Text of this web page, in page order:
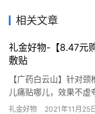
相关文章
礼金好物-【8.47元
敷贴
【广药白云山】针对
儿痛贴哪儿，效果不
合，家中常备，一贴轻
礼金好物 2021年11月25日